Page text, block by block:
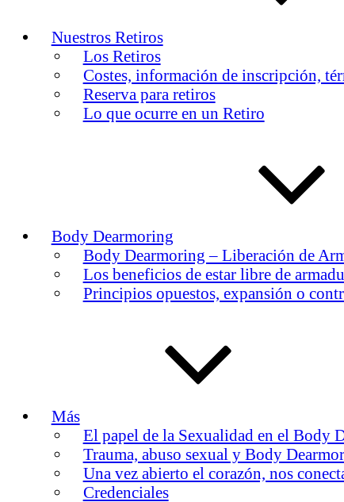
Nuestros Retiros
Los Retiros
Costes, información de inscripción,
Reserva para retiros
Lo que ocurre en un Retiro
Body Dearmoring
Body Dearmoring – Liberación de
Los beneficios de estar libre de
Principios opuestos, expansión o
Más
El papel de la Sexualidad en el Body
Trauma, abuso sexual y Body
Una vez abierto el corazón, nos
Credenciales